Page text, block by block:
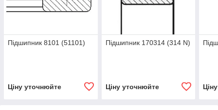
Підшипник 8101 (51101)
Ціну уточнюйте
Підшипник 170314 (314 N)
Ціну уточнюйте